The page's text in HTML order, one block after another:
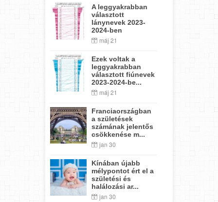
A leggyakrabban
választott
lánynevek 2023-
2024-ben
máj 21
Ezek voltak a
leggyakrabban
választott fiúnevek
2023-2024-be...
máj 21
Franciaországban
a születések
számának jelentős
csökkenése m...
jan 30
Kínában újabb
mélypontot ért el a
születési és
halálozási ar...
jan 30